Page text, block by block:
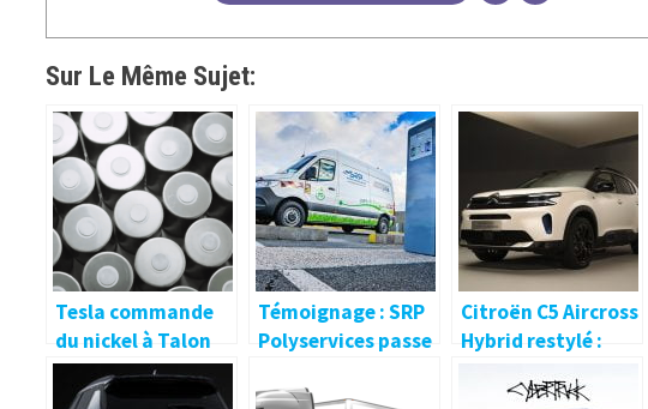
Sur Le Même Sujet:
Tesla commande
du nickel à Talon
Metals
Témoignage : SRP
Polyservices passe
dans le Rhône
Citroën C5 Aircross
Hybrid restylé :
notre découverte
en images